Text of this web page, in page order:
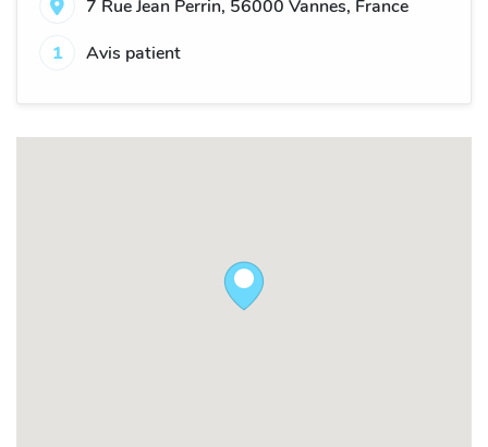
7 Rue Jean Perrin, 56000 Vannes, France
1
Avis patient